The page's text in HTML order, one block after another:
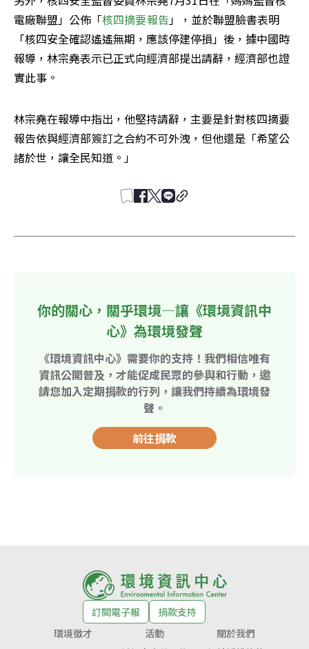
電廠聯盟」公佈「核四摘要報告」，並於聯盟臉書表明
「核四安全確認遙遙無期，應該停建停損」後，據中國時
報導，林宗堯表示已正式向經濟部提出請辭，經濟部也證
實此事。
林宗堯在報導中指出，他堅持請辭，主要是針對核四摘要
報告依與經濟部簽訂之合約不可外洩，但他還是「希望公
諸於世，讓全民知道。」
你的關心，關乎環境—讓《環境資訊中
心》為環境發聲
《環境資訊中心》需要你的支持！我們相信唯有
資訊公開普及，才能促成民眾的參與和行動，邀
請您加入定期捐款的行列，讓我們持續為環境發
聲。
前往捐款
訂閱電子報
捐款支持
環境徵才
活動
關於我們